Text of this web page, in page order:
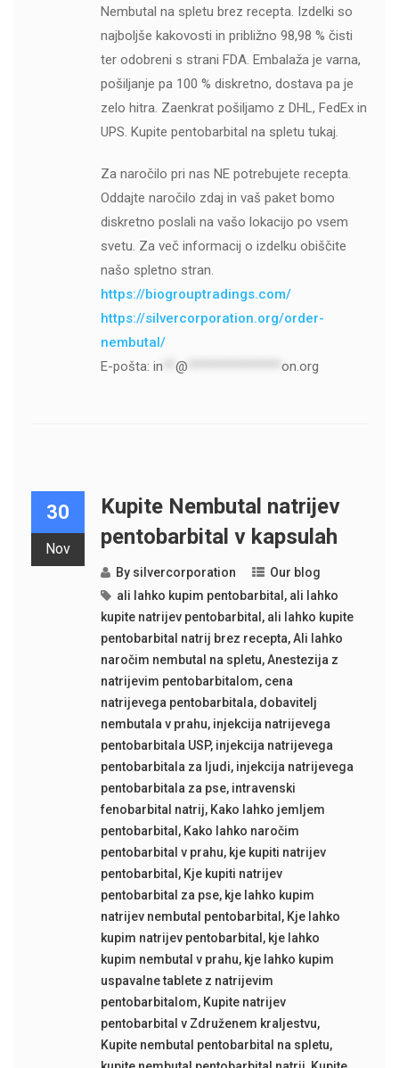
Nembutal na spletu brez recepta. Izdelki so
najboljše kakovosti in približno 98,98 % čisti
ter odobreni s strani FDA. Embalaža je varna,
pošiljanje pa 100 % diskretno, dostava pa je
zelo hitra. Zaenkrat pošiljamo z DHL, FedEx in
UPS. Kupite pentobarbital na spletu tukaj.
Za naročilo pri nas NE potrebujete recepta.
Oddajte naročilo zdaj in vaš paket bomo
diskretno poslali na vašo lokacijo po vsem
svetu. Za več informacij o izdelku obiščite
našo spletno stran.
https://biogrouptradings.com/
https://silvercorporation.org/order-
nembutal/
E-pošta: in @ on.org
30
Nov
Kupite Nembutal natrijev
pentobarbital v kapsulah
By silvercorporation
Our blog
ali lahko kupim pentobarbital , ali lahko
kupite natrijev pentobarbital , ali lahko kupite
pentobarbital natrij brez recepta,Ali lahko
naročim nembutal na spletu,Anestezija z
natrijevim pentobarbitalom, cena
natrijevega pentobarbitala, dobavitelj
nembutala v prahu, injekcija natrijevega
pentobarbitala USP, injekcija natrijevega
pentobarbitala za ljudi, injekcija natrijevega
pentobarbitala za pse, intravenski
fenobarbital natrij, Kako lahko jemljem
pentobarbital , Kako lahko naročim
pentobarbital v prahu, kje kupiti natrijev
pentobarbital , Kje kupiti natrijev
pentobarbital za pse, kje lahko kupim
natrijev nembutal pentobarbital , Kje lahko
kupim natrijev pentobarbital , kje lahko
kupim nembutal v prahu, kje lahko kupim
uspavalne tablete z natrijevim
pentobarbitalom, Kupite natrijev
pentobarbital v Združenem kraljestvu,
Kupite nembutal pentobarbital na spletu,